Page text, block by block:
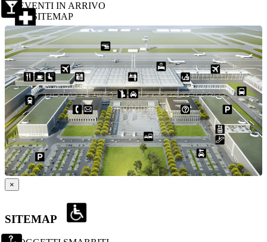
EVENTI IN ARRIVO
SITEMAP
×
SITEMAP